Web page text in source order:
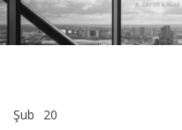
Şub 20